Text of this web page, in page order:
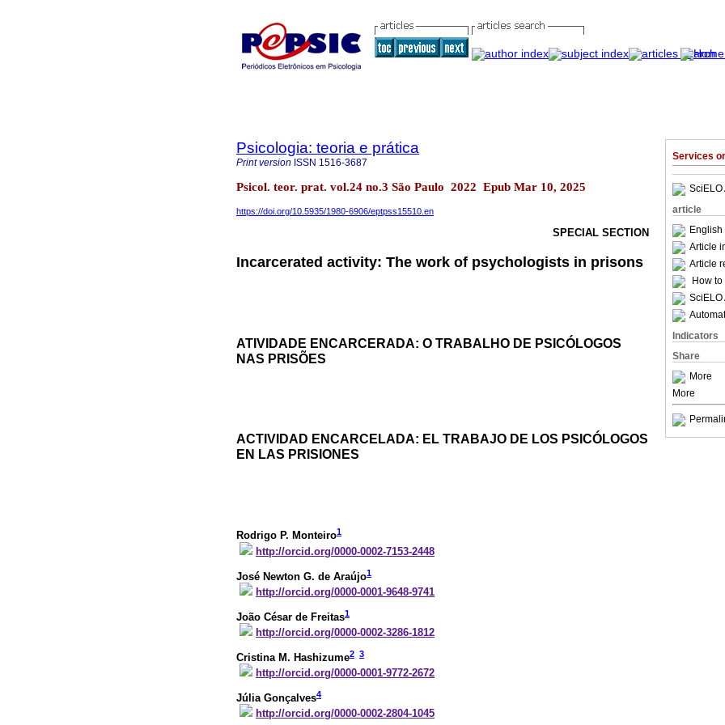
Services
SciELO
article
English
Article
Article
How
SciELO
Indicators
Share
More
More
Psicologia: teoria e prática
Print version ISSN 1516-3687
Psicol. teor. prat. vol.24 no.3 São Paulo 2022 Epub Mar 10, 2025
https://doi.org/10.5935/1980-6906/eptpss15510.en
SPECIAL SECTION
Incarcerated activity: The work of psychologists in prisons
ATIVIDADE ENCARCERADA: O TRABALHO DE PSICÓLOGOS
NAS PRISÕES
ACTIVIDAD ENCARCELADA: EL TRABAJO DE LOS PSICÓLOGOS
EN LAS PRISIONES
Rodrigo P. Monteiro1
http://orcid.org/0000-0002-7153-2448
José Newton G. de Araújo1
http://orcid.org/0000-0001-9648-9741
João César de Freitas1
http://orcid.org/0000-0002-3286-1812
Cristina M. Hashizume2 3
http://orcid.org/0000-0001-9772-2672
Júlia Gonçalves4
http://orcid.org/0000-0002-2804-1045